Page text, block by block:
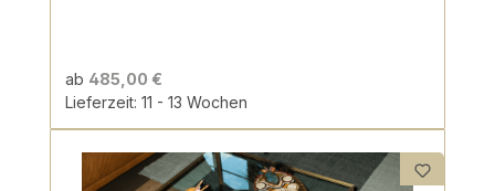
ab 485,00 €
Lieferzeit: 11 - 13 Wochen